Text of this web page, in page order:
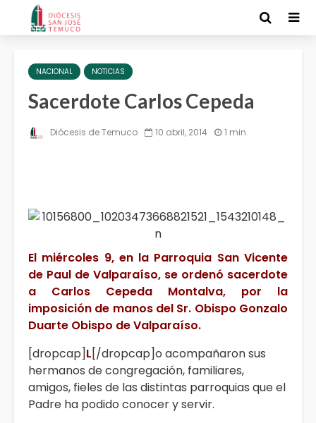
NACIONAL NOTICIAS
Sacerdote Carlos Cepeda
Diócesis de Temuco 10 abril, 2014 1 min.
El miércoles 9, en la Parroquia San Vicente
de Paul de Valparaíso, se ordenó sacerdote
a Carlos Cepeda Montalva, por la
imposición de manos del Sr. Obispo Gonzalo
Duarte Obispo de Valparaíso.
[dropcap]L[/dropcap]o acompañaron sus
hermanos de congregación, familiares,
amigos, fieles de las distintas parroquias que el
Padre ha podido conocer y servir.